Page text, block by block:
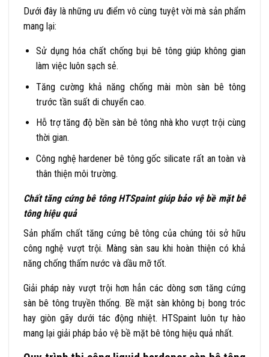
Dưới đây là những ưu điểm vô cùng tuyệt vời mà sản phẩm
mang lại:
Sử dụng hóa chất chống bụi bê tông giúp không gian
làm việc luôn sạch sẻ.
Tăng cường khả năng chống mài mòn sàn bê tông
trước tần suất di chuyển cao.
Hỗ trợ tăng độ bền sàn bê tông nhà kho vượt trội cùng
thời gian.
Công nghệ hardener bê tông gốc silicate rất an toàn và
thân thiện môi trường.
Chất tăng cứng bê tông HTSpaint giúp bảo vệ bề mặt bê
tông hiệu quả
Sản phẩm chất tăng cứng bê tông của chúng tôi sở hữu
công nghệ vượt trội. Màng sàn sau khi hoàn thiện có khả
năng chống thấm nước và dầu mỡ tốt.
Giải pháp này vượt trội hơn hẳn các dòng sơn tăng cứng
sàn bê tông truyền thống. Bề mặt sàn không bị bong tróc
hay giòn gãy dưới tác động nhiệt. HTSpaint luôn tự hào
mang lại giải pháp bảo vệ bề mặt bê tông hiệu quả nhất.